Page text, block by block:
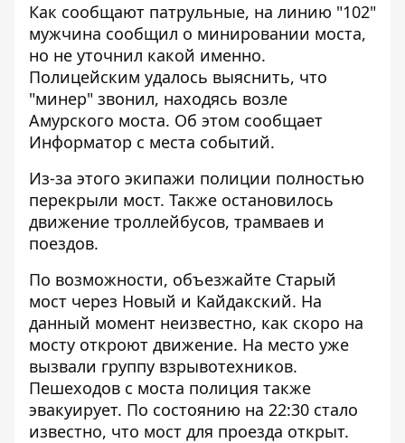
Как сообщают патрульные, на линию "102"
мужчина сообщил о минировании моста,
но не уточнил какой именно.
Полицейским удалось выяснить, что
"минер" звонил, находясь возле
Амурского моста. Об этом сообщает
Информатор с места событий.
Из-за этого экипажи полиции полностью
перекрыли мост. Также остановилось
движение троллейбусов, трамваев и
поездов.
По возможности, объезжайте Старый
мост через Новый и Кайдакский. На
данный момент неизвестно, как скоро на
мосту откроют движение. На место уже
вызвали группу взрывотехников.
Пешеходов с моста полиция также
эвакуирует. По состоянию на 22:30 стало
известно, что мост для проезда открыт.